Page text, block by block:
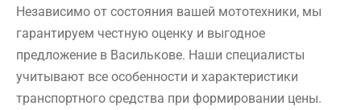
Независимо от состояния вашей мототехники, мы
гарантируем честную оценку и выгодное
предложение в Василькове. Наши специалисты
учитывают все особенности и характеристики
транспортного средства при формировании цены.